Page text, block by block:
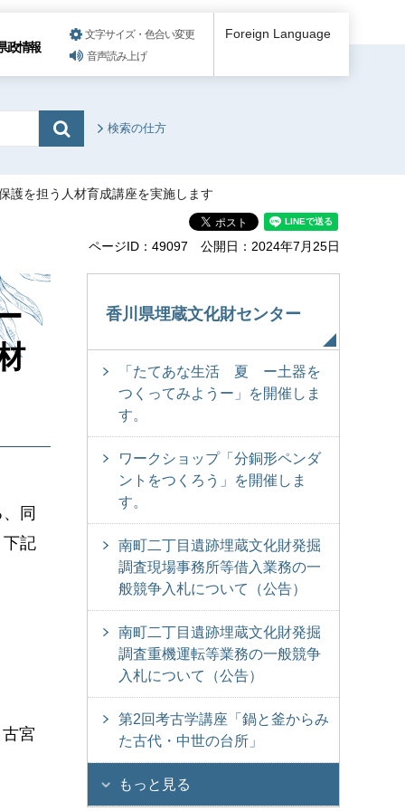
政情報
文字サイズ・色合い変更
音声読み上げ
Foreign Language
検索の仕方
護を担う人材育成講座を実施します
ページID：49097 公開日：2024年7月25日
同
下記
宮
香川県埋蔵文化財センター
「たてあな生活 夏 ー土器を
つくってみようー」を開催しま
す。
ワークショップ「分銅形ペンダ
ントをつくろう」を開催しま
す。
南町二丁目遺跡埋蔵文化財発掘
調査現場事務所等借入業務の一
般競争入札について（公告）
南町二丁目遺跡埋蔵文化財発掘
調査重機運転等業務の一般競争
入札について（公告）
第2回考古学講座「鍋と釜からみ
た古代・中世の台所」
もっと見る